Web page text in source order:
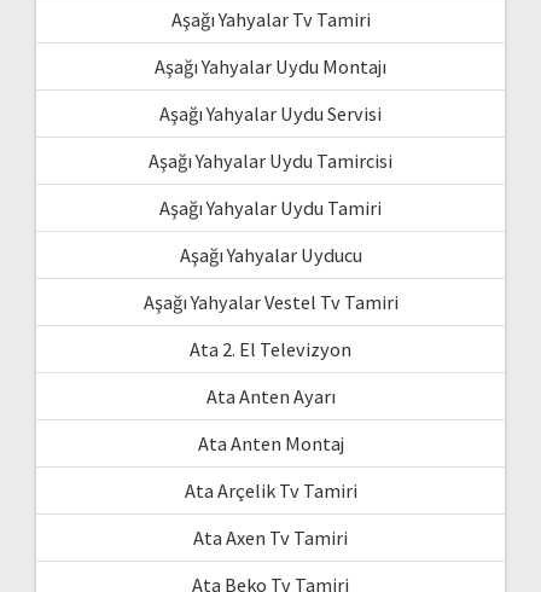
Aşağı Yahyalar Tv Tamiri
Aşağı Yahyalar Uydu Montajı
Aşağı Yahyalar Uydu Servisi
Aşağı Yahyalar Uydu Tamircisi
Aşağı Yahyalar Uydu Tamiri
Aşağı Yahyalar Uyducu
Aşağı Yahyalar Vestel Tv Tamiri
Ata 2. El Televizyon
Ata Anten Ayarı
Ata Anten Montaj
Ata Arçelik Tv Tamiri
Ata Axen Tv Tamiri
Ata Beko Tv Tamiri